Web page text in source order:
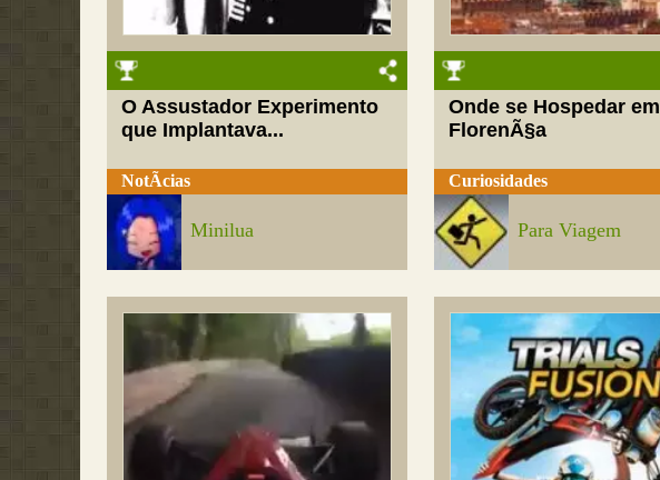
O Assustador Experimento
que Implantava...
NotÃ­cias
Minilua
Onde se Hospedar em
FlorenÃ§a
Curiosidades
Para Viagem